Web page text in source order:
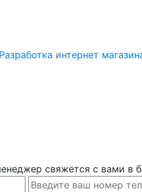
свяжется с вами в